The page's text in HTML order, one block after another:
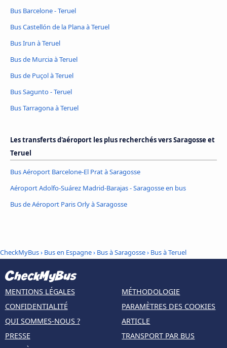
Bus Barcelone - Teruel
Bus Castellón de la Plana à Teruel
Bus Irun à Teruel
Bus de Murcia à Teruel
Bus de Puçol à Teruel
Bus Sagunto - Teruel
Bus Tarragona à Teruel
Les transferts d'aéroport les plus recherchés vers Saragosse et
Teruel
Bus Aéroport Barcelone-El Prat à Saragosse
Aéroport Adolfo-Suárez Madrid-Barajas - Saragosse en bus
Bus de Aéroport Paris Orly à Saragosse
CheckMyBus› Bus en Espagne› Bus à Saragosse› Bus à Teruel
MENTIONS LÉGALES
CONFIDENTIALITÉ
QUI SOMMES-NOUS ?
PRESSE
MÉTHODOLOGIE
PARAMÈTRES DES COOKIES
ARTICLE
TRANSPORT PAR BUS